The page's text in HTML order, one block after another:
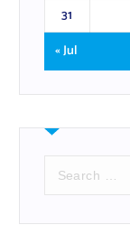
31
« Jul